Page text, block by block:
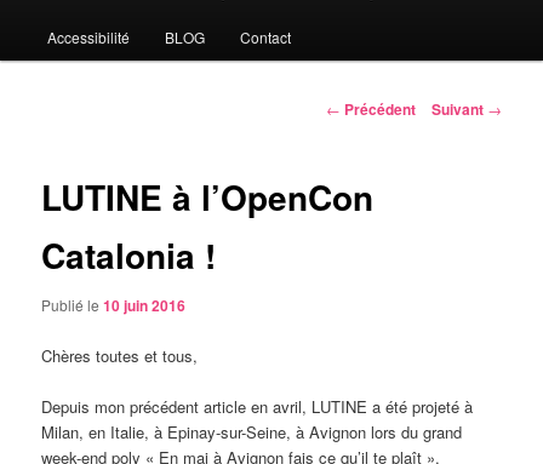
Accessibilité BLOG Contact
Navigation
← Précédent Suivant →
LUTINE à l’OpenCon
Catalonia !
Publié le10 juin 2016
Chères toutes et tous,
Depuis mon précédent article en avril, LUTINE a été projeté à
Milan, en Italie, à Epinay-sur-Seine, à Avignon lors du grand
week-end poly « En mai à Avignon fais ce qu’il te plaît »,